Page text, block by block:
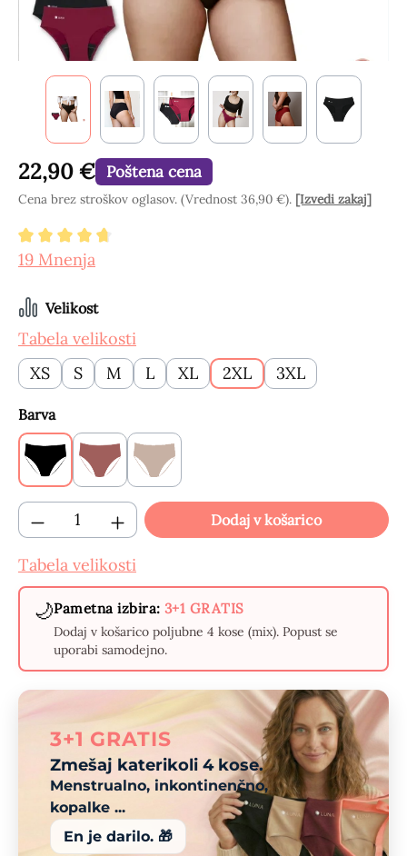
22,90 € Poštena cena
Cena brez stroškov oglasov. (Vrednost 36,90 €). [Izvedi zakaj]
Povprečna ocena 4.84 od 5 zvezdic
19 Mnenja
Izberi
Velikost
Tabela velikosti
XS
S M L XL 2XL 3XL
Izberi
Barva
Črne Bordo
(Ta možnost trenutno ni na voljo.)
Bež
Količina izdelka: Vnesite želeno količino
Dodaj v košarico
Tabela velikosti
🌙Pametna izbira: 3+1 GRATIS
Dodaj v košarico poljubne 4 kose (mix). Popust se
uporabi samodejno.
3+1 GRATIS
Zmešaj katerikoli 4 kose.
Menstrualno, inkontinenčno,
kopalke ...
En je darilo. 🎁